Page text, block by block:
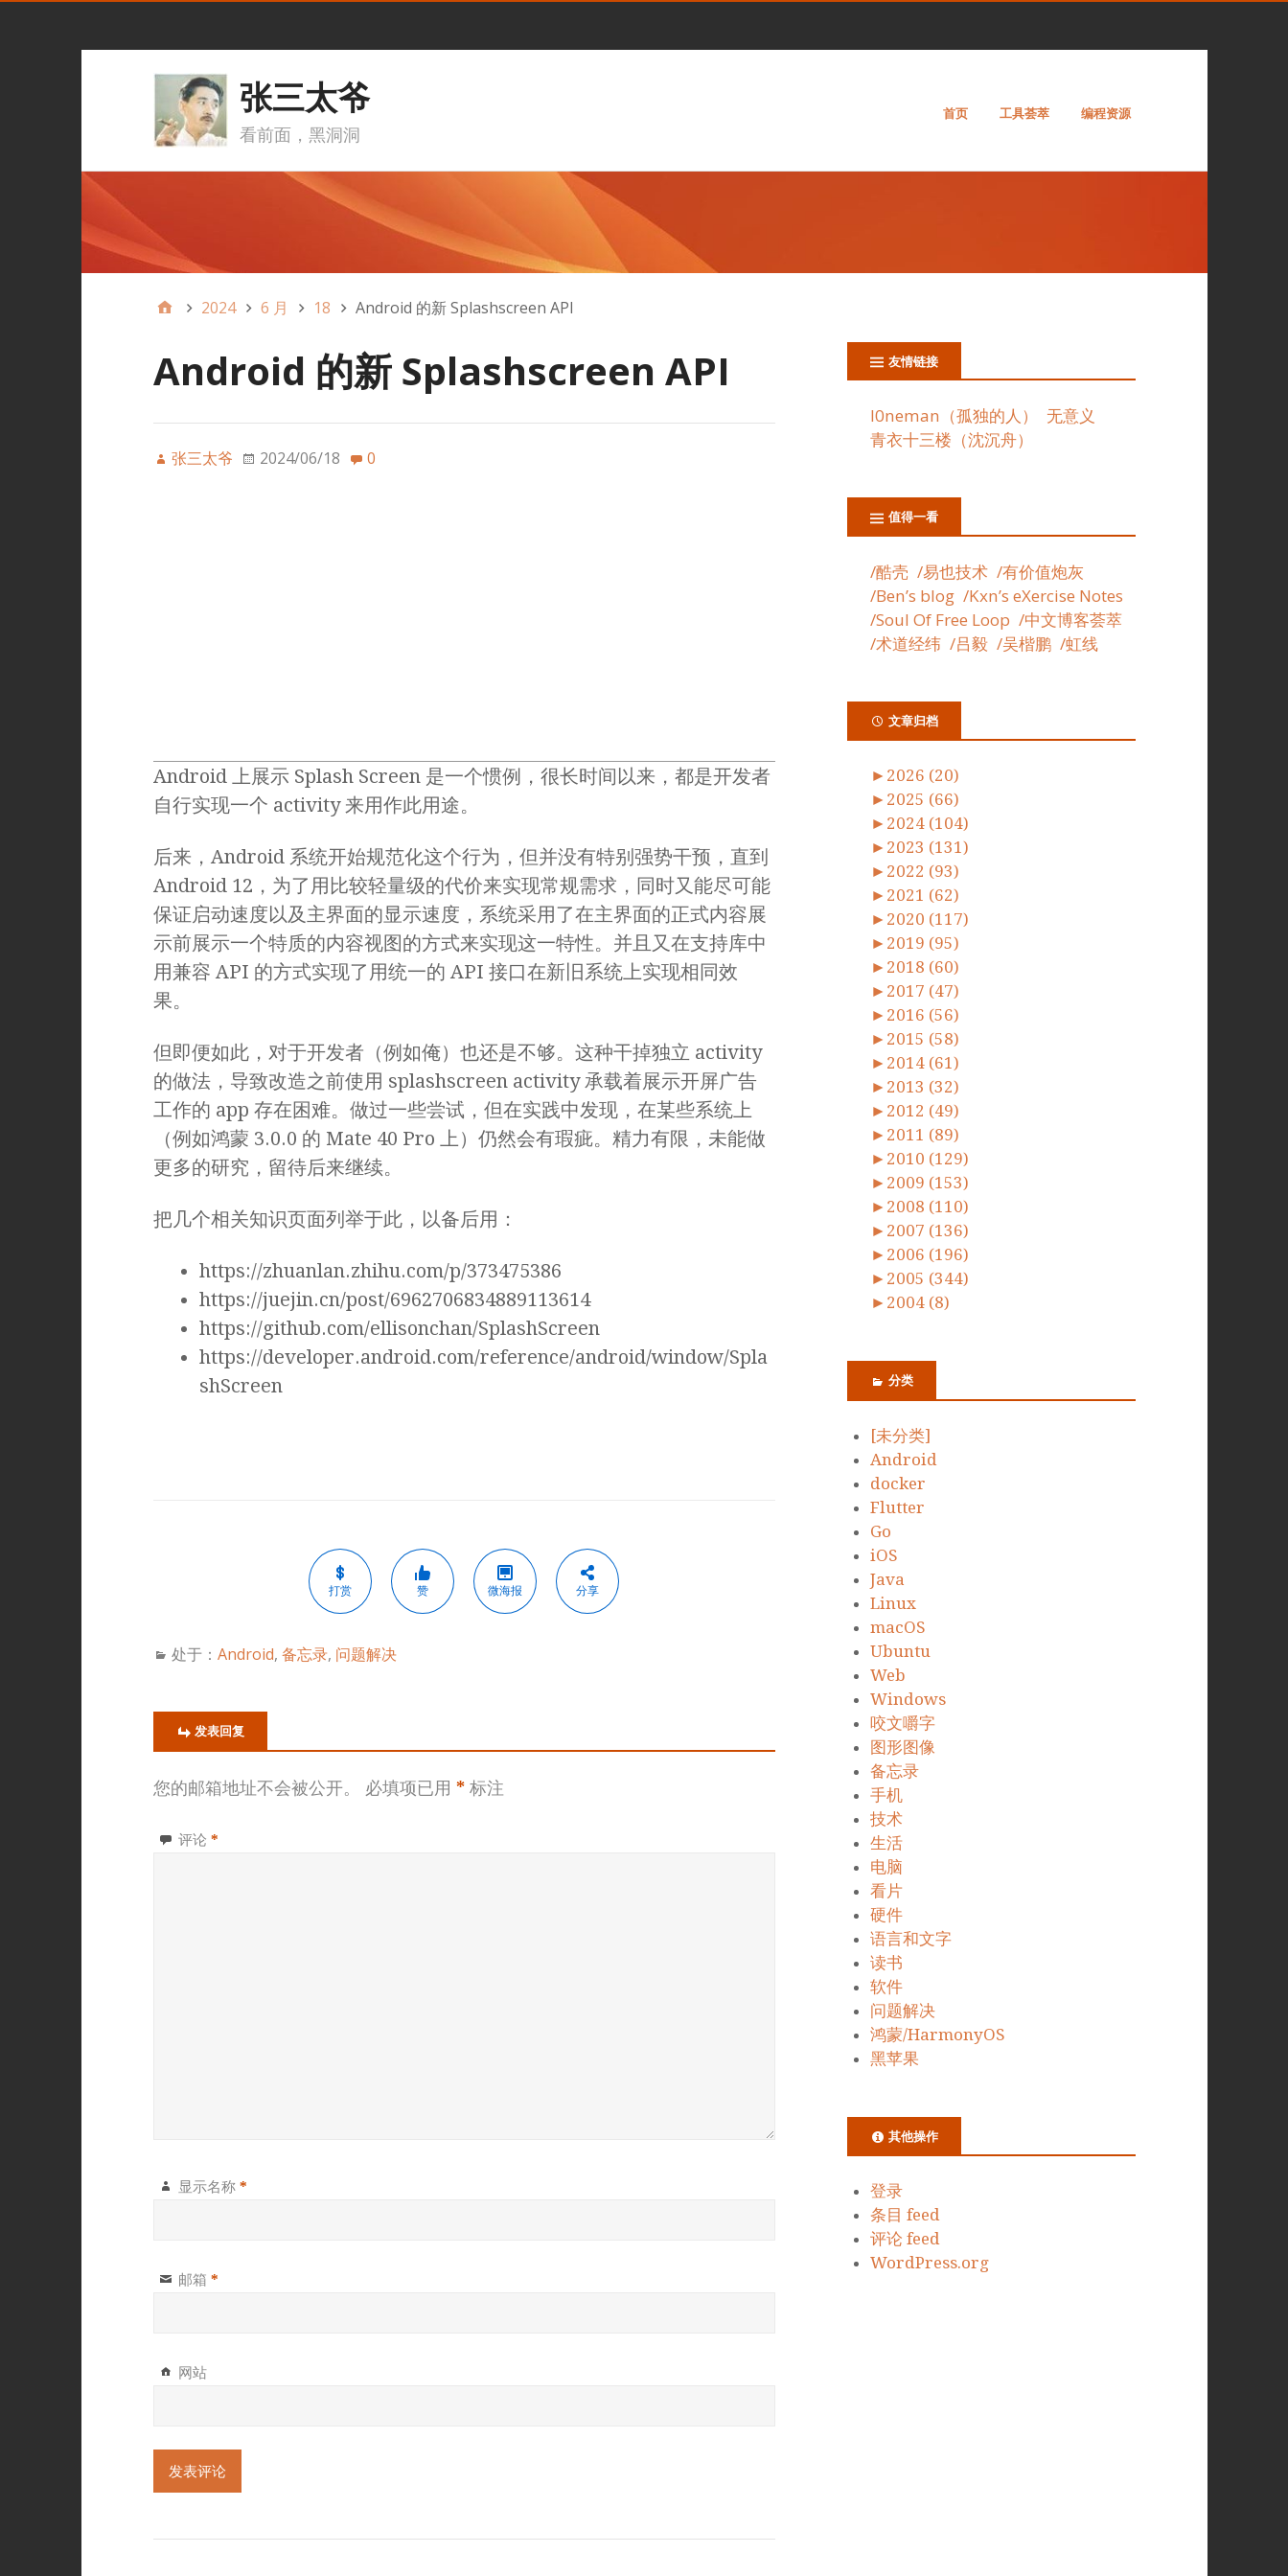
张三太爷
看前面，黑洞洞
首页 工具荟萃 编程资源
2024 6 月 18 Android 的新 Splashscreen API
Android 的新 Splashscreen API
张三太爷 2024/06/18 0
Android 上展示 Splash Screen 是一个惯例，很长时间以来，都是开发者
自行实现一个 activity 来用作此用途。
后来，Android 系统开始规范化这个行为，但并没有特别强势干预，直到
Android 12，为了用比较轻量级的代价来实现常规需求，同时又能尽可能
保证启动速度以及主界面的显示速度，系统采用了在主界面的正式内容展
示前展示一个特质的内容视图的方式来实现这一特性。并且又在支持库中
用兼容 API 的方式实现了用统一的 API 接口在新旧系统上实现相同效
果。
但即便如此，对于开发者（例如俺）也还是不够。这种干掉独立 activity
的做法，导致改造之前使用 splashscreen activity 承载着展示开屏广告
工作的 app 存在困难。做过一些尝试，但在实践中发现，在某些系统上
（例如鸿蒙 3.0.0 的 Mate 40 Pro 上）仍然会有瑕疵。精力有限，未能做
更多的研究，留待后来继续。
把几个相关知识页面列举于此，以备后用：
https://zhuanlan.zhihu.com/p/373475386
https://juejin.cn/post/6962706834889113614
https://github.com/ellisonchan/SplashScreen
https://developer.android.com/reference/android/window/Spla
shScreen
打赏 赞 微海报 分享
处于： Android, 备忘录, 问题解决
发表回复
您的邮箱地址不会被公开。 必填项已用 *标注
评论 *
显示名称 *
邮箱 *
网站
友情链接
l0neman（孤独的人）
无意义
青衣十三楼（沈沉舟）
值得一看
/酷壳 /易也技术 /有价值炮灰
/Ben’s blog /Kxn’s eXercise Notes
/Soul Of Free Loop /中文博客荟萃
/术道经纬 /吕毅 /吴楷鹏 /虹线
文章归档
► 2026 (20)
► 2025 (66)
► 2024 (104)
► 2023 (131)
► 2022 (93)
► 2021 (62)
► 2020 (117)
► 2019 (95)
► 2018 (60)
► 2017 (47)
► 2016 (56)
► 2015 (58)
► 2014 (61)
► 2013 (32)
► 2012 (49)
► 2011 (89)
► 2010 (129)
► 2009 (153)
► 2008 (110)
► 2007 (136)
► 2006 (196)
► 2005 (344)
► 2004 (8)
分类
[未分类]
Android
docker
Flutter
Go
iOS
Java
Linux
macOS
Ubuntu
Web
Windows
咬文嚼字
图形图像
备忘录
手机
技术
生活
电脑
看片
硬件
语言和文字
读书
软件
问题解决
鸿蒙/HarmonyOS
黑苹果
其他操作
登录
条目 feed
评论 feed
WordPress.org